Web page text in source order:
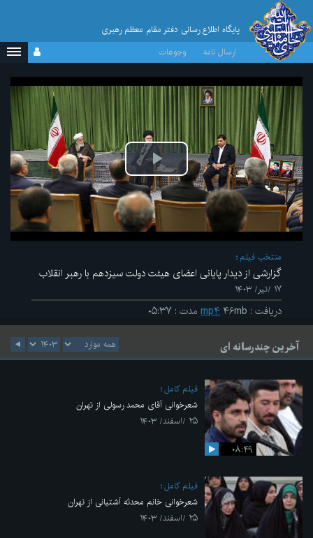
پایگاه اطلاع رسانی دفتر مقام معظم رهبری
ارسال نامه
وجوهات
پخش
ویدیو
منتخب فیلم
گزارشی از دیدار پایانی اعضای هیئت دولت سیزدهم با رهبر انقلاب
۱۷ /تیر/ ۱۴۰۳
دریافت : mp۴ ۴۶mb مدت : ۰۵:۳۷
آخرین چندرسانه ای
۰۸:۴۹
فیلم کامل
شعرخوانی آقای محمد رسولی از تهران
۲۵ /اسفند/ ۱۴۰۳
فیلم کامل
شعرخوانی خانم محدثه آشتیانی از تهران
۲۵ /اسفند/ ۱۴۰۳